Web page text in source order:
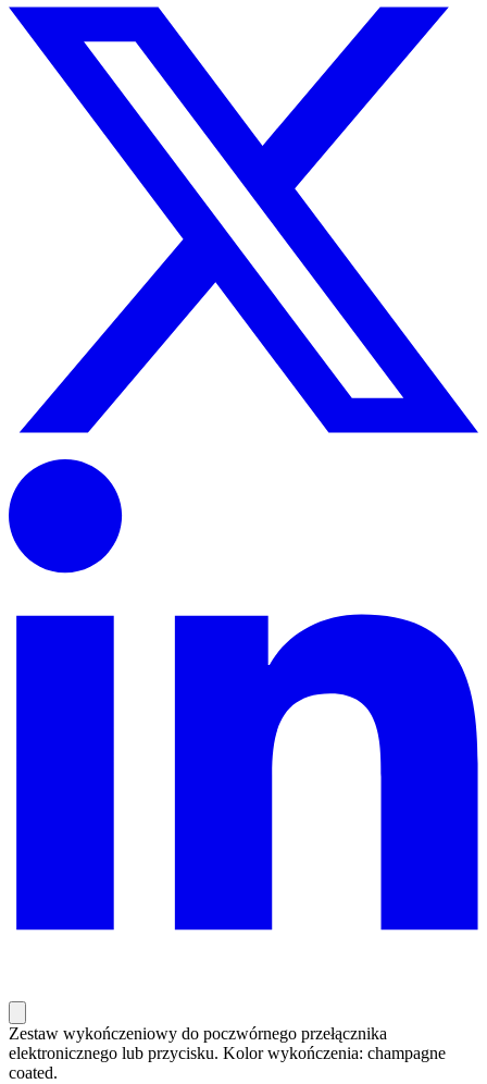
Zestaw wykończeniowy do poczwórnego przełącznika
elektronicznego lub przycisku. Kolor wykończenia: champagne
coated.